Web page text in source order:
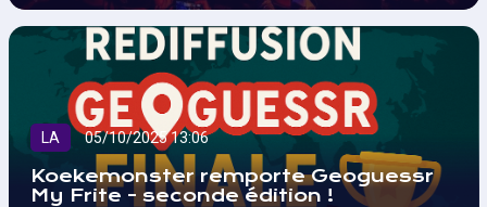
LA 05/10/2025 13:06
Koekemonster remporte Geoguessr
My Frite - seconde édition !